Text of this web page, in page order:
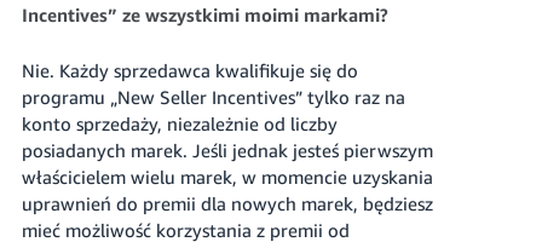
Incentives” ze wszystkimi moimi markami?
Nie. Każdy sprzedawca kwalifikuje się do
programu „New Seller Incentives” tylko raz na
konto sprzedaży, niezależnie od liczby
posiadanych marek. Jeśli jednak jesteś pierwszym
właścicielem wielu marek, w momencie uzyskania
uprawnień do premii dla nowych marek, będziesz
mieć możliwość korzystania z premii od